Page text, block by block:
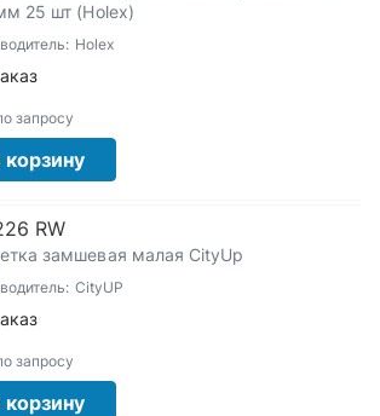
25 шт (Holex)
Holex
запросу
корзину
RW
замшевая малая CityUp
CityUP
запросу
корзину